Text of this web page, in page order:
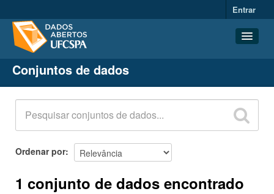
Entrar
Conjuntos de dados
Organizações
Grupos
Sobre
Conjuntos de dados
Ordenar por
1 conjunto de dados encontrado